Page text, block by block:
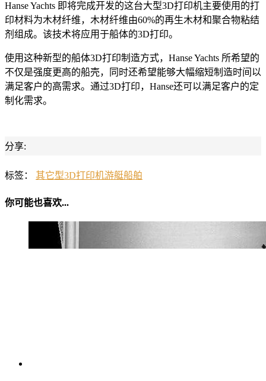
Hanse Yachts 即将完成开发的这台大型3D打印机主要使用的打
印材料为木材纤维，木材纤维由60%的再生木材和聚合物粘结
剂组成。该技术将应用于船体的3D打印。
使用这种新型的船体3D打印制造方式，Hanse Yachts 所希望的
不仅是强度更高的船壳，同时还希望能够大幅缩短制造时间以
满足客户的高需求。通过3D打印，Hanse还可以满足客户的定
制化需求。
分享:
标签： 其它型3D打印机游艇船舶
你可能也喜欢...